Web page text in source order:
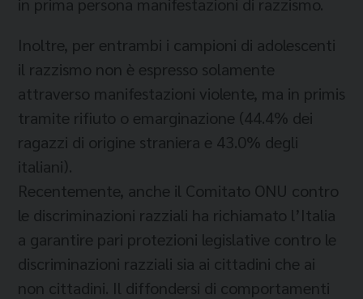
Inoltre, per entrambi i campioni di adolescenti
il razzismo non è espresso solamente
attraverso manifestazioni violente, ma in primis
tramite rifiuto o emarginazione (44.4% dei
ragazzi di origine straniera e 43.0% degli
italiani).
Recentemente, anche il Comitato ONU contro
le discriminazioni razziali ha richiamato l’Italia
a garantire pari protezioni legislative contro le
discriminazioni razziali sia ai cittadini che ai
non cittadini. Il diffondersi di comportamenti